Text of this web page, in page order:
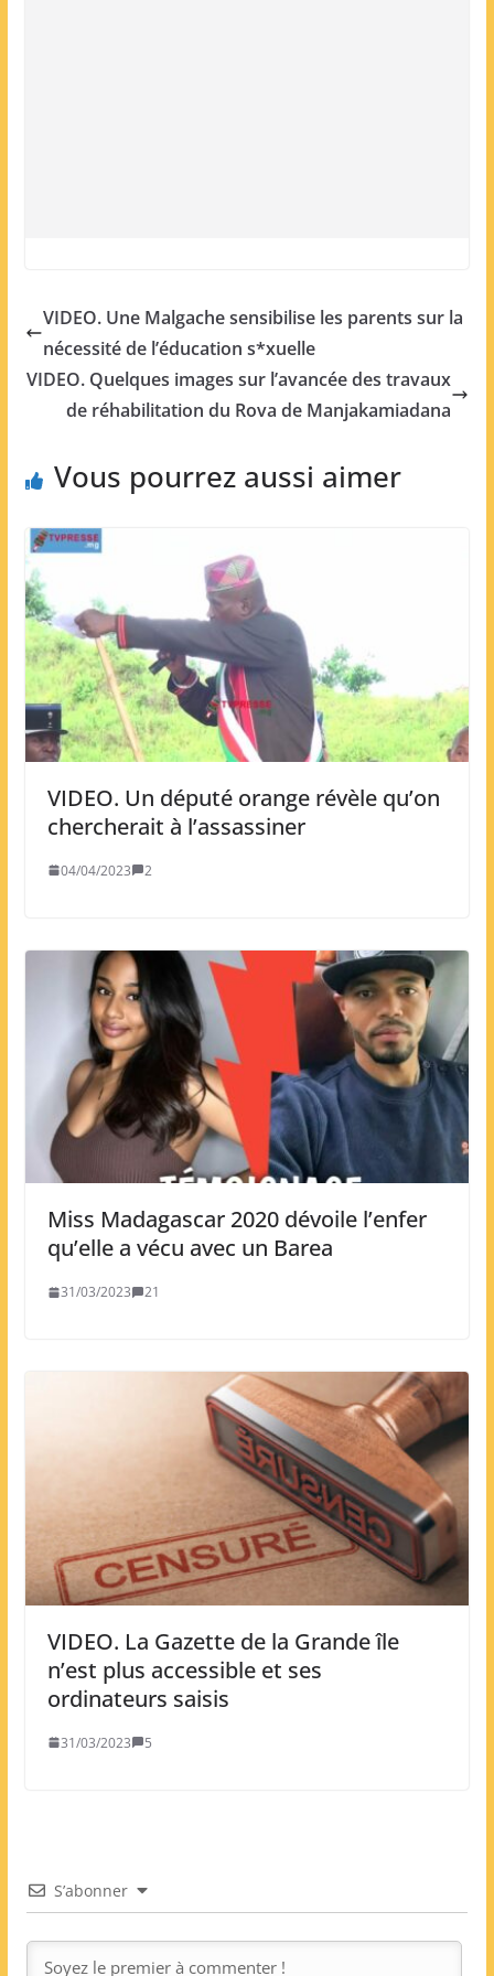
VIDEO. Une Malgache sensibilise les parents sur la
nécessité de l’éducation s*xuelle
VIDEO. Quelques images sur l’avancée des travaux
de réhabilitation du Rova de Manjakamiadana
Vous pourrez aussi aimer
VIDEO. Un député orange révèle qu’on
chercherait à l’assassiner
04/04/2023 2
Miss Madagascar 2020 dévoile l’enfer
qu’elle a vécu avec un Barea
31/03/2023 21
VIDEO. La Gazette de la Grande île
n’est plus accessible et ses
ordinateurs saisis
31/03/2023 5
S’abonner